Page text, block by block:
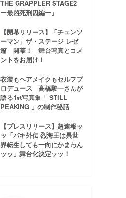
THE GRAPPLER STAGE2
ー最凶死刑囚編ー』
【開幕リリース】「チェンソ
ーマン」ザ・ステージ レゼ
篇 開幕！ 舞台写真とコメ
ントをお届け！
衣装もヘアメイクもセルフプ
ロデュース 高橋駿一さんが
語る1st写真集「 STILL
PEAKING 」の制作秘話
【プレスリリース】超速報ッ
ッ「バキ外伝 烈海王は異世
界転生しても一向にかまわん
ッッ」舞台化決定ッッ！